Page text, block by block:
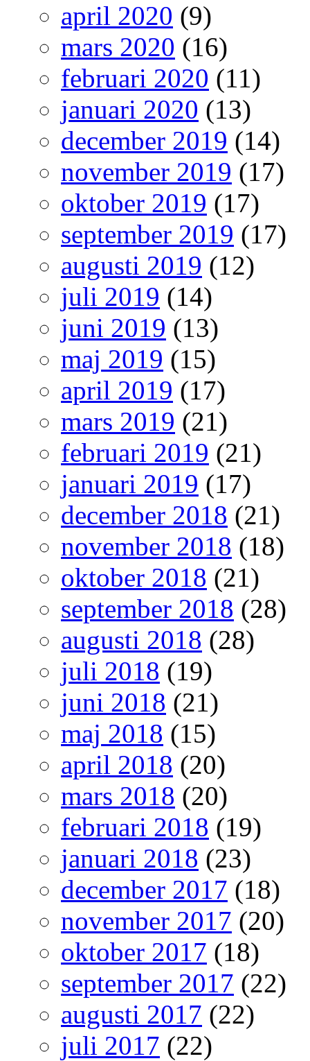
april 2020 (9)
mars 2020 (16)
februari 2020 (11)
januari 2020 (13)
december 2019 (14)
november 2019 (17)
oktober 2019 (17)
september 2019 (17)
augusti 2019 (12)
juli 2019 (14)
juni 2019 (13)
maj 2019 (15)
april 2019 (17)
mars 2019 (21)
februari 2019 (21)
januari 2019 (17)
december 2018 (21)
november 2018 (18)
oktober 2018 (21)
september 2018 (28)
augusti 2018 (28)
juli 2018 (19)
juni 2018 (21)
maj 2018 (15)
april 2018 (20)
mars 2018 (20)
februari 2018 (19)
januari 2018 (23)
december 2017 (18)
november 2017 (20)
oktober 2017 (18)
september 2017 (22)
augusti 2017 (22)
juli 2017 (22)